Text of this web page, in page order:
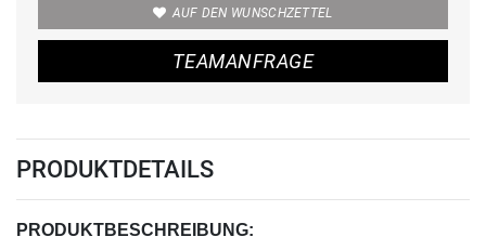
AUF DEN WUNSCHZETTEL
TEAMANFRAGE
PRODUKTDETAILS
PRODUKTBESCHREIBUNG: